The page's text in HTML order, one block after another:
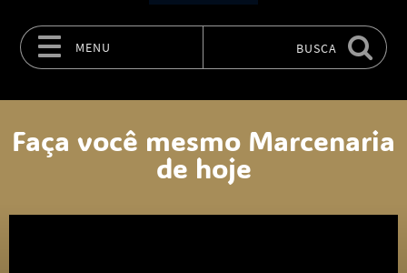
MENU BUSCA
Faça você mesmo Marcenaria
de hoje